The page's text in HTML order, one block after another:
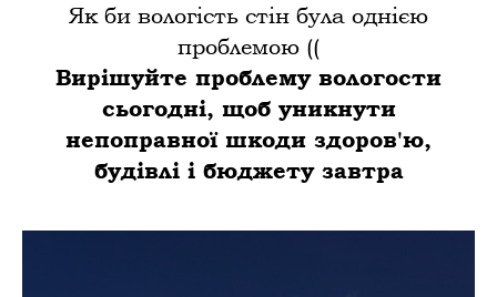
Як би вологість стін була однією
проблемою ((
Вирішуйте проблему вологости
сьогодні, щоб уникнути
непоправної шкоди здоров'ю,
будівлі і бюджету завтра